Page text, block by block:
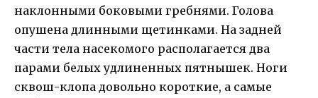
наклонными боковыми гребнями. Голова
опушена длинными щетинками. На задней
части тела насекомого располагается два
парами белых удлиненных пятнышек. Ноги
сквош-клопа довольно короткие, а самые